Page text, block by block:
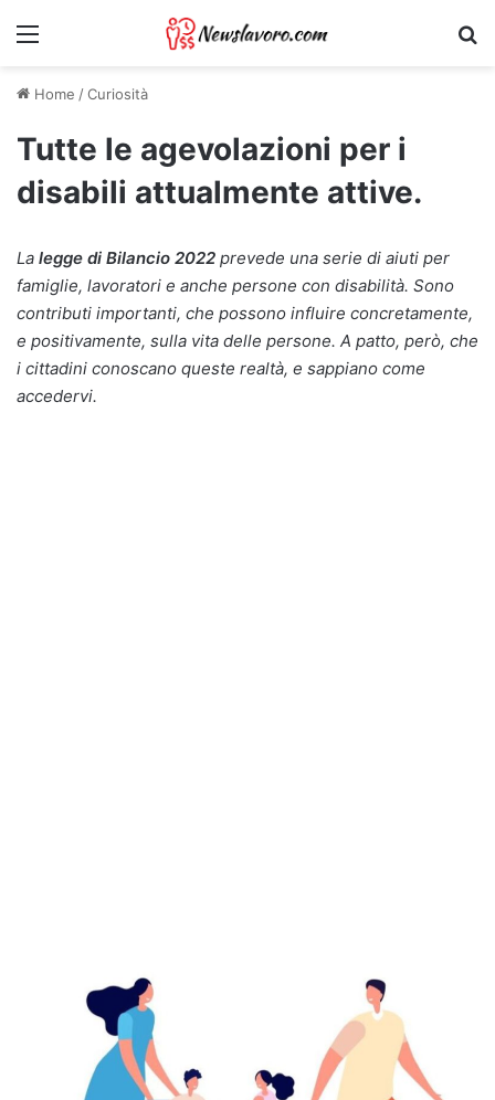
Menu
Home /Curiosità
Tutte le agevolazioni per i
disabili attualmente attive.
La legge di Bilancio 2022 prevede una serie di aiuti per
famiglie, lavoratori e anche persone con disabilità. Sono
contributi importanti, che possono influire concretamente,
e positivamente, sulla vita delle persone. A patto, però, che
i cittadini conoscano queste realtà, e sappiano come
accedervi.